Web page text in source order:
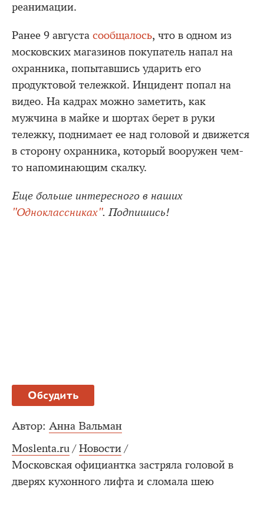
реанимации.
Ранее 9 августа сообщалось, что в одном из
московских магазинов покупатель напал на
охранника, попытавшись ударить его
продуктовой тележкой. Инцидент попал на
видео. На кадрах можно заметить, как
мужчина в майке и шортах берет в руки
тележку, поднимает ее над головой и движется
в сторону охранника, который вооружен чем-
то напоминающим скалку.
Еще больше интересного в наших
"Одноклассниках". Подпишись!
Обсудить
Автор: Анна Вальман
Moslenta.ru / Новости /
Московская официантка застряла головой в
дверях кухонного лифта и сломала шею